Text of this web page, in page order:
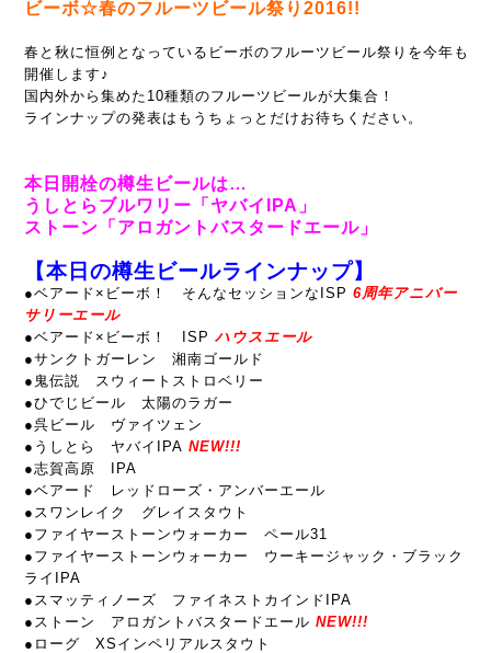
ビーボ☆春のフルーツビール祭り2016!!
春と秋に恒例となっているビーボのフルーツビール祭りを今年も
開催します♪
国内外から集めた10種類のフルーツビールが大集合！
ラインナップの発表はもうちょっとだけお待ちください。
本日開栓の樽生ビールは…
うしとらブルワリー「ヤバイIPA」
ストーン「アロガントバスタードエール」
【本日の樽生ビールラインナップ】
●ベアード×ビーボ！ そんなセッションなISP 6周年アニバー
サリーエール
●ベアード×ビーボ！ ISP ハウスエール
●サンクトガーレン 湘南ゴールド
●鬼伝説 スウィートストロベリー
●ひでじビール 太陽のラガー
●呉ビール ヴァイツェン
●うしとら ヤバイIPA NEW!!!
●志賀高原 IPA
●ベアード レッドローズ・アンバーエール
●スワンレイク グレイスタウト
●ファイヤーストーンウォーカー ペール31
●ファイヤーストーンウォーカー ウーキージャック・ブラック
ライIPA
●スマッティノーズ ファイネストカインドIPA
●ストーン アロガントバスタードエール NEW!!!
●ローグ XSインペリアルスタウト